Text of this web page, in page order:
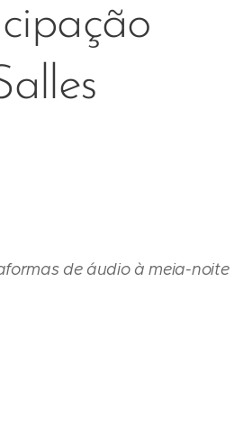
de áudio à meia-noite